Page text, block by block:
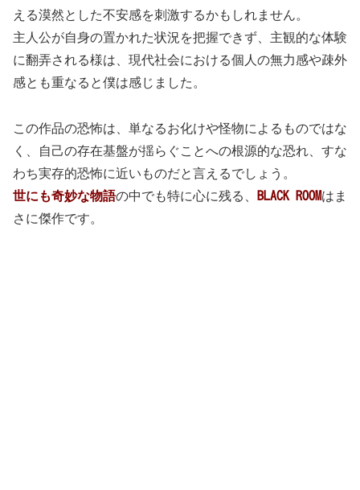
える漠然とした不安感を刺激するかもしれません。
主人公が自身の置かれた状況を把握できず、主観的な体験
に翻弄される様は、現代社会における個人の無力感や疎外
感とも重なると僕は感じました。
この作品の恐怖は、単なるお化けや怪物によるものではな
く、自己の存在基盤が揺らぐことへの根源的な恐れ、すな
わち実存的恐怖に近いものだと言えるでしょう。
世にも奇妙な物語の中でも特に心に残る、 BLACK ROOMはま
さに傑作です。